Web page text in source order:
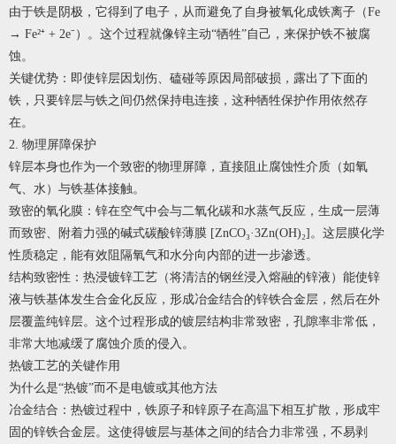
由于铁是阴极，它得到了电子，从而避免了自身被氧化成铁离子（Fe
→ Fe²⁺ + 2e⁻）。这个过程就像锌主动“牺牲”自己，来保护铁不被腐
蚀。
关键优势：即使锌层因划伤、磕碰等原因局部破损，露出了下面的
铁，只要锌层与铁之间仍然保持电连接，这种牺牲保护作用依然存
在。
2. 物理屏障保护
锌层本身也作为一个致密的物理屏障，直接阻止腐蚀性介质（如氧
气、水）与铁基体接触。
致密的氧化膜：锌在空气中会与二氧化碳和水蒸气反应，生成一层薄
而致密、附着力强的碱式碳酸锌薄膜 [ZnCO₃·3Zn(OH)₂]。这层膜化学
性质稳定，能有效阻隔氧气和水分向内部的进一步渗透。
结构致密性：热浸镀锌工艺（将清洁的钢丝浸入熔融的锌液）能使锌
液与铁基体发生合金化反应，形成冶金结合的锌铁合金层，然后在外
层覆盖纯锌层。这个过程形成的镀层结构非常致密，孔隙率非常低，
非常大地减缓了腐蚀介质的侵入。
热镀工艺的关键作用
为什么是“热镀”而不是电镀或其他方法
冶金结合：热镀过程中，铁原子和锌原子在高温下相互扩散，形成牢
固的锌铁合金层。这使得镀层与基体之间的结合力非常强，不易剥